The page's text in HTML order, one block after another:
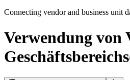
Connecting vendor and business unit
Verwendung von